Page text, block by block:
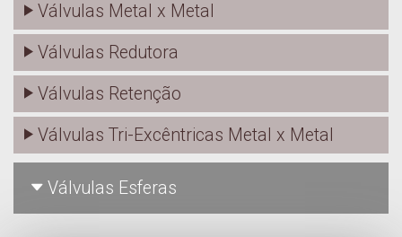
Válvulas Metal x Metal
Válvulas Redutora
Válvulas Retenção
Válvulas Tri-Excêntricas Metal x Metal
Válvulas Esferas